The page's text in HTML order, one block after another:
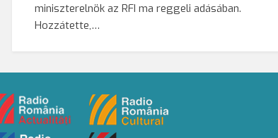
miniszterelnök az RFI ma reggeli adásában.
Hozzátette,…